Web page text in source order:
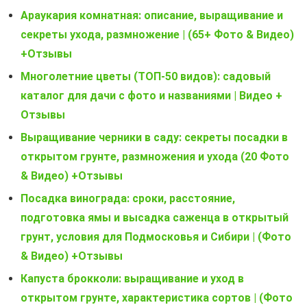
Араукария комнатная: описание, выращивание и
секреты ухода, размножение | (65+ Фото & Видео)
+Отзывы
Многолетние цветы (ТОП-50 видов): садовый
каталог для дачи с фото и названиями | Видео +
Отзывы
Выращивание черники в саду: секреты посадки в
открытом грунте, размножения и ухода (20 Фото
& Видео) +Отзывы
Посадка винограда: сроки, расстояние,
подготовка ямы и высадка саженца в открытый
грунт, условия для Подмосковья и Сибири | (Фото
& Видео) +Отзывы
Капуста брокколи: выращивание и уход в
открытом грунте, характеристика сортов | (Фото